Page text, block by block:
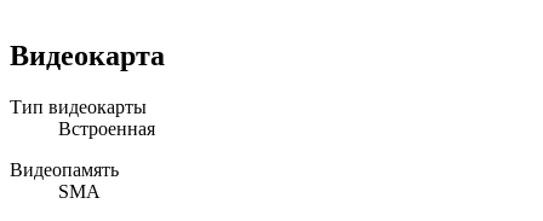
Видеокарта
Тип видеокарты
Встроенная
Видеопамять
SMA